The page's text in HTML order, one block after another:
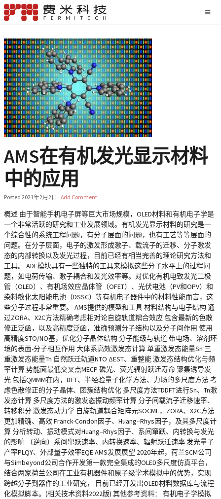
AMS在有机发光显示材料
中的应用
Posted 2021年2月2日 · Add Comment
概述 由于智能手机电子屏等巨大市场规模，OLED材料和有机电子学是
一个非常活跃的研究和工业发展领域。有机发光显示材料的研究是一
个综合性的系统工程问题，有分子层面的问题，也有工艺等等层面的
问题。在分子层面，电子的激发形成激子、载流子的迁移、分子激发
态的内部转换以及发光过程，目前已经有相当完善的理论研究方法和
工具。 ADF模块具有一些独特的工具来模拟这些分子水平上的过程问
题，如电荷传输、激子耦合和发光效率等。对优化有机电致发光二极
管（OLED）、有机场效应晶体管（OFET）、光伏电池（PV和OPV）和
染料敏化太阳能电池（DSSC）等有机电子器件中的材料性能而言，这
些分子过程非常重要。 AMS提供的模型和工具 材料结构与电子结构 通
过ZORA、X2C方法精确考虑相对论自旋轨道耦合效应 包含最新的色散
修正泛函，以及高精度泛函，准确预测分子结构以及分子间作用 使用
高精度STO/NO基，优化分子晶体结构 分子能级与轨道 带电场、溶剂环
境的表面-分子相互作用 大体系高效激发态计算 单重激发态能量Sn 三
重激发态能量Tn 自然跃迁轨道NTO ΔEST、重整能 激发态结构优化与频
率计算 势能面最低交叉点MECP 磷光、荧光辐射跃迁寿命 聚集诱导发
光 包括QMMM在内，DFT、半经验量子化学方法、力场的多尺度方法 考
虑色散修正的分子晶体、团簇结构优化 多尺度方法TDDFT进行Sn、Tn激
发态计算 多尺度方法的激发态振动频率计算 分子间载流子迁移速率、
转移积分 激发态动力学 自旋轨道耦合矩阵元SOCME，ZORA、X2C方法
更加精确、高效 Franck-Condon因子、Huang–Rhys因子，及其多尺度计
算 分析转动、振动模式对Huang–Rhys因子、系间窜跃、内转换与发光
的影响 （逆向）系间窜跃速率、内转换速率、辐射跃迁速率 发光量子
产率PLQY、外部量子效率EQE AMS发展展望 2020年起，荷兰SCM公司
与Simbeyond公司合作开发第一款完全集成的OLED多尺度仿真平台，
结合两家荷兰公司在工业有机器件和原子级学术模拟中的优势，实现
跨越分子到器件的工业研究， 目前已经开发出OLED材料数据库与流程
化模拟脚本。(相关技术资料2022版) 其他参考资料： 有机电子学模拟